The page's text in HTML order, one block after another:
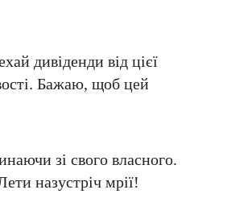
дивіденди від цієї
Бажаю, щоб цей
зі свого власного.
назустріч мрії!